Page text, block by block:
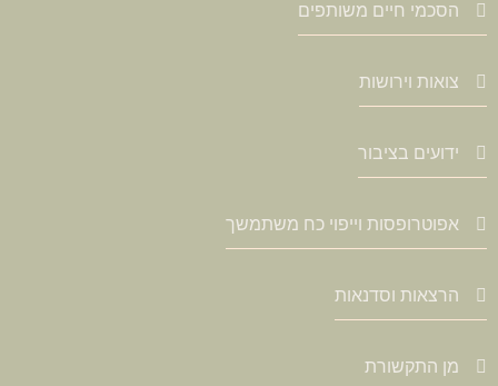
הסכמי חיים משותפים
צואות וירושות
ידועים בציבור
אפוטרופסות וייפוי כח משתמשך
הרצאות וסדנאות
מן התקשורת